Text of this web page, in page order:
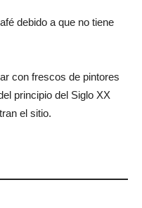
debido a que no tiene
con frescos de pintores
principio del Siglo XX
el sitio.